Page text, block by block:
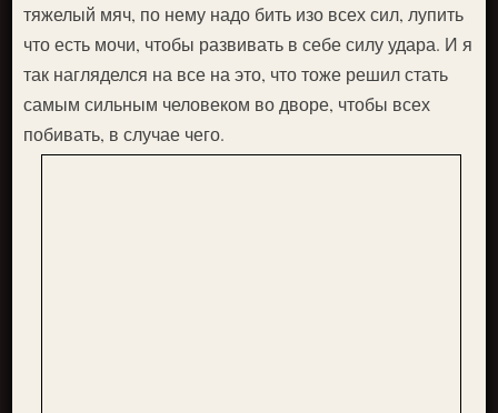
тяжелый мяч, по нему надо бить изо всех сил, лупить
что есть мочи, чтобы развивать в себе силу удара. И я
так нагляделся на все на это, что тоже решил стать
самым сильным человеком во дворе, чтобы всех
побивать, в случае чего.